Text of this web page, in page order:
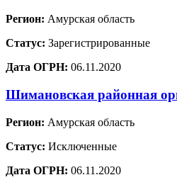
Регион: Амурская область
Статус: Зарегистрированные
Дата ОГРН: 06.11.2020
Шимановская районная
Регион: Амурская область
Статус: Исключенные
Дата ОГРН: 06.11.2020